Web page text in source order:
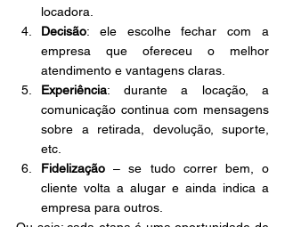
locadora.
Decisão: ele escolhe fechar com a
empresa que ofereceu o melhor
atendimento e vantagens claras.
Experiência: durante a locação, a
comunicação continua com mensagens
sobre a retirada, devolução, suporte,
etc.
Fidelização – se tudo correr bem, o
cliente volta a alugar e ainda indica a
empresa para outros.